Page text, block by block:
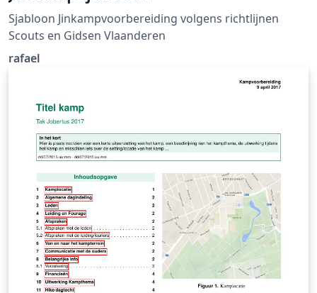
Sjabloon Jinkampvoorbereiding volgens richtlijnen
Scouts en Gidsen Vlaanderen
rafael